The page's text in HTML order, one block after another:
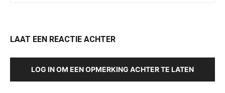
LAAT EEN REACTIE ACHTER
LOG IN OM EEN OPMERKING ACHTER TE LATEN